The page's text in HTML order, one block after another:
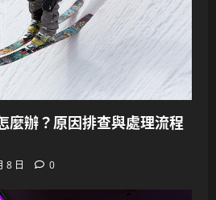
麼辦？原因排查與處理流程
8 日 0